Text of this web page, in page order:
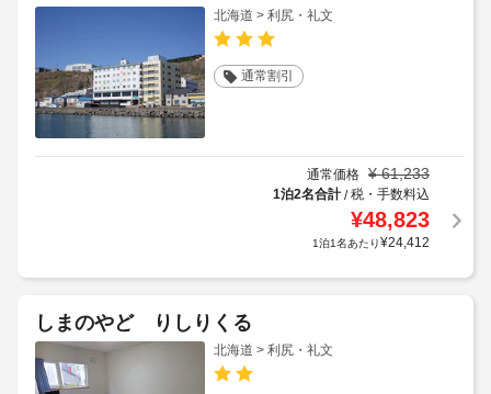
北海道 > 利尻・礼文
通常割引
通常価格 ¥ 61,233
1泊2名合計/税・手数料込
¥48,823
1泊1名あたり¥24,412
しまのやど りしりくる
北海道 > 利尻・礼文